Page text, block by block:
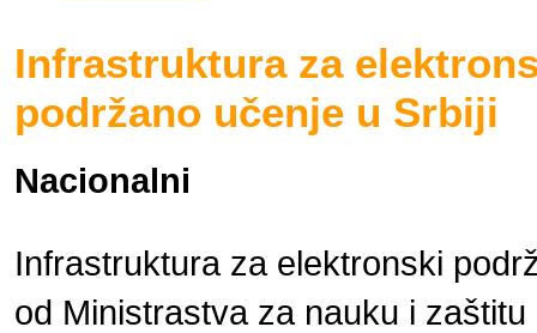
Infrastruktura za
podržano učenje u Srbiji
Nacionalni
Infrastruktura za elektronski
od Ministrastva za nauku i